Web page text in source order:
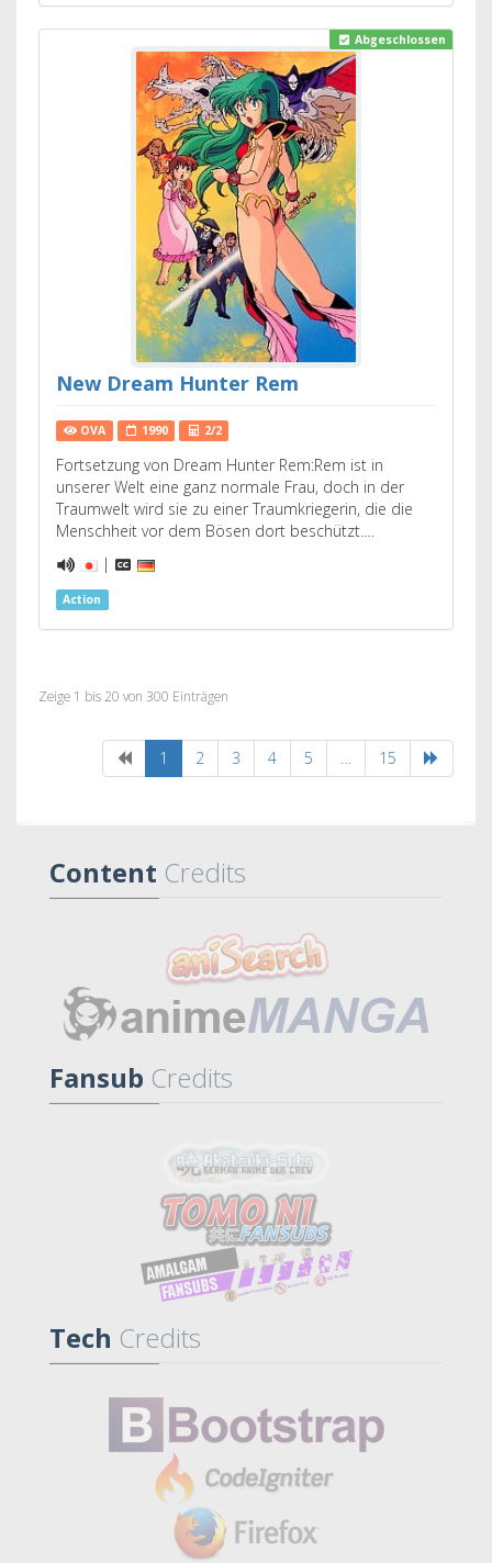
Abgeschlossen
New Dream Hunter Rem
OVA 1990 2/2
Fortsetzung von Dream Hunter Rem:Rem ist in
unserer Welt eine ganz normale Frau, doch in der
Traumwelt wird sie zu einer Traumkriegerin, die die
Menschheit vor dem Bösen dort beschützt.…
|
Action
Zeige 1 bis 20 von 300 Einträgen
1 2 3 4 5 … 15
Content Credits
Fansub Credits
Tech Credits